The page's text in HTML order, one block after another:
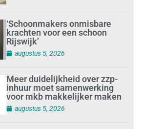
‘Schoonmakers onmisbare
krachten voor een schoon
Rijswijk’
augustus 5, 2026
Meer duidelijkheid over zzp-
inhuur moet samenwerking
voor mkb makkelijker maken
augustus 5, 2026